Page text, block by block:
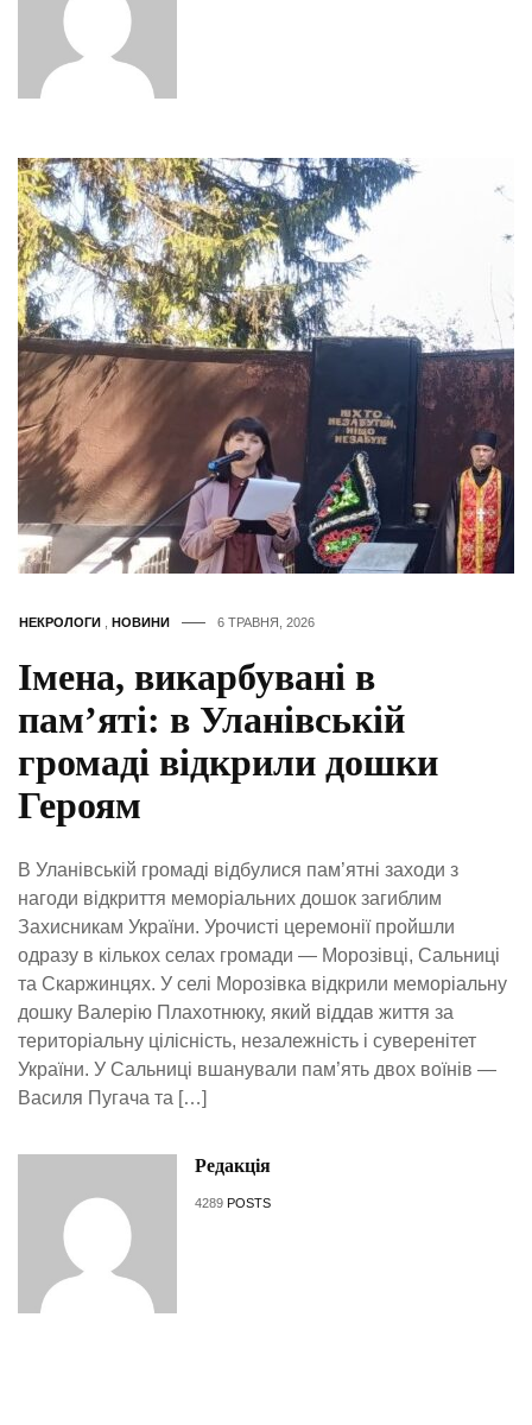
НЕКРОЛОГИ НОВИНИ 6 ТРАВНЯ, 2026
Імена, викарбувані в
пам’яті: в Уланівській
громаді відкрили дошки
Героям
В Уланівській громаді відбулися пам’ятні заходи з
нагоди відкриття меморіальних дошок загиблим
Захисникам України. Урочисті церемонії пройшли
одразу в кількох селах громади — Морозівці, Сальниці
та Скаржинцях. У селі Морозівка відкрили меморіальну
дошку Валерію Плахотнюку, який віддав життя за
територіальну цілісність, незалежність і суверенітет
України. У Сальниці вшанували пам’ять двох воїнів —
Василя Пугача та […]
Редакція
4289 POSTS